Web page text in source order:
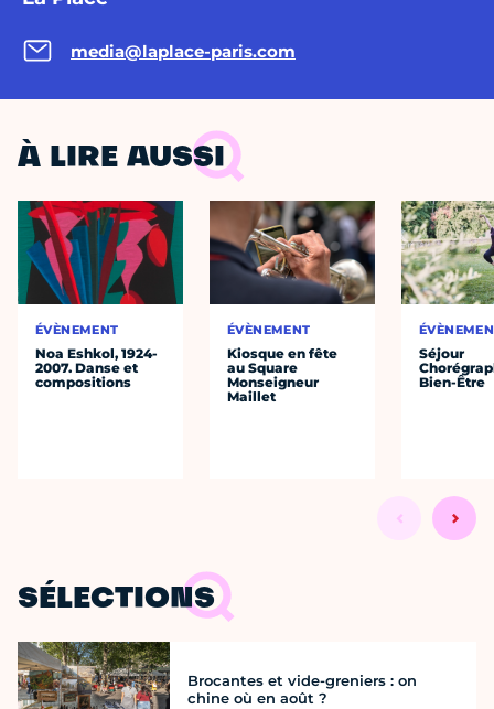
media@laplace-paris.com
À LIRE AUSSI
ÉVÈNEMENT
Noa Eshkol, 1924-
2007. Danse et
compositions
ÉVÈNEMENT
Kiosque en fête
au Square
Monseigneur
Maillet
Séjour
Bien-Être
SÉLECTIONS
Brocantes et vide-greniers : on
chine où en août ?